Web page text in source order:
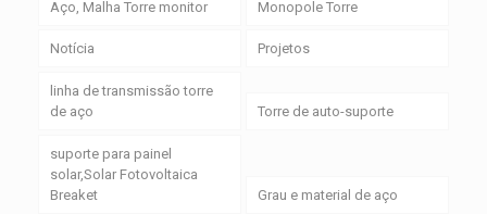
Aço, Malha Torre monitor
Monopole Torre
Notícia Projetos
linha de transmissão torre
de aço
Torre de auto-suporte
suporte para painel
solar,Solar Fotovoltaica
Breaket
Grau e material de aço